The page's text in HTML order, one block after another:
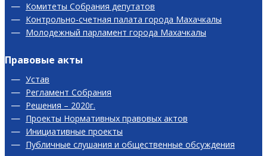
Комитеты Собрания депутатов
Контрольно-счетная палата города Махачкалы
Молодежный парламент города Махачкалы
Правовые акты
Устав
Регламент Собрания
Решения – 2020г.
Проекты Нормативных правовых актов
Инициативные проекты
Публичные слушания и общественные обсуждения